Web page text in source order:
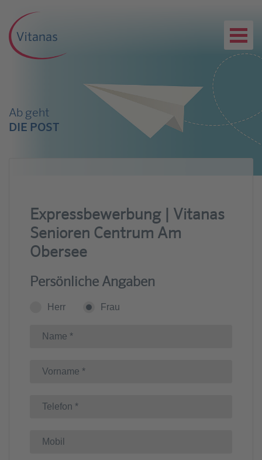
Ab geht
DIE POST
Expressbewerbung | Vitanas
Senioren Centrum Am
Obersee
Persönliche Angaben
Herr Frau